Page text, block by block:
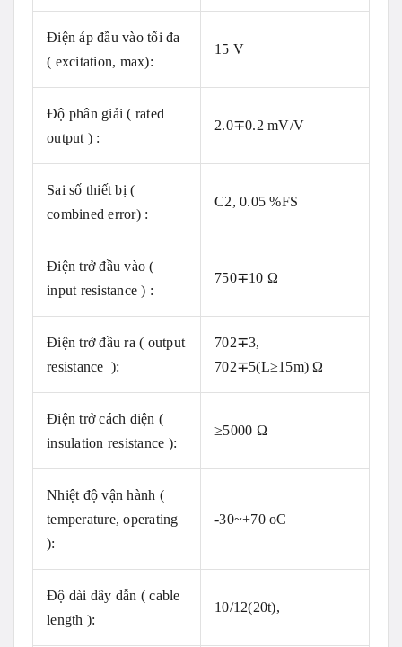
Điện áp đầu vào tối đa
( excitation, max):
15 V
Độ phân giải ( rated
output ) :
2.0∓0.2 mV/V
Sai số thiết bị (
combined error) :
C2, 0.05 %FS
Điện trở đầu vào (
input resistance ) :
750∓10 Ω
Điện trở đầu ra ( output
resistance ):
702∓3,
702∓5(L≥15m) Ω
Điện trở cách điện (
insulation resistance ):
≥5000 Ω
Nhiệt độ vận hành (
temperature, operating
):
-30~+70 oC
Độ dài dây dẫn ( cable
length ):
10/12(20t),